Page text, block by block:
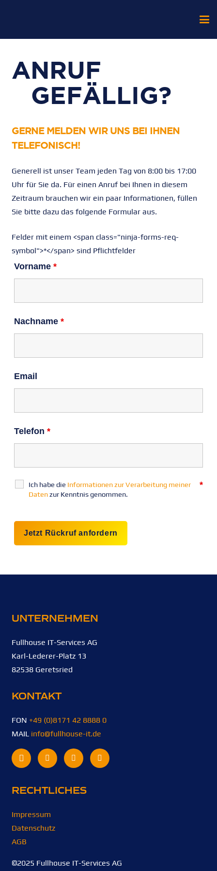
ANRUF
GEFÄLLIG?
GERNE MELDEN WIR UNS BEI IHNEN
TELEFONISCH!
Generell ist unser Team jeden Tag von 8:00 bis 17:00
Uhr für Sie da. Für einen Anruf bei Ihnen in diesem
Zeitraum brauchen wir ein paar Informationen, füllen
Sie bitte dazu das folgende Formular aus.
Felder mit einem <span class="ninja-forms-req-
symbol">*</span> sind Pflichtfelder
Vorname *
Nachname *
Email
Telefon *
Ich habe die Informationen zur Verarbeitung meiner
Datenzur Kenntnis genommen.
*
UNTERNEHMEN
Fullhouse IT-Services AG
Karl-Lederer-Platz 13
82538 Geretsried
KONTAKT
FON +49 (0)8171 42 8888 0
MAIL info@fullhouse-it.de
RECHTLICHES
Impressum
Datenschutz
AGB
©2025 Fullhouse IT-Services AG